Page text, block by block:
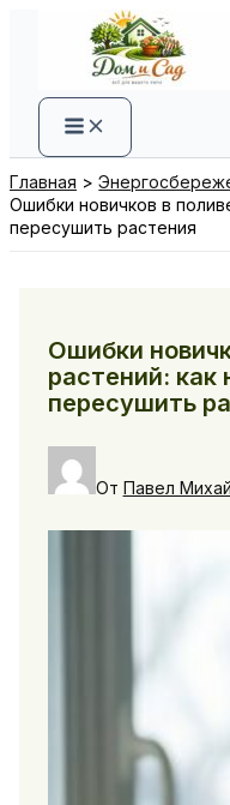
содержимому
Главная
Ошибки новичков в
пересушить растения
Ошибки
растений: как
пересушить
От Павел